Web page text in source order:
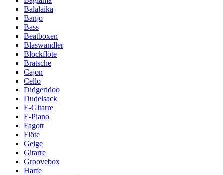
Balalaika
Banjo
Bass
Beatboxen
Blaswandler
Blockflöte
Bratsche
Cajon
Cello
Didgeridoo
Dudelsack
E-Gitarre
E-Piano
Fagott
Flöte
Geige
Gitarre
Groovebox
Harfe